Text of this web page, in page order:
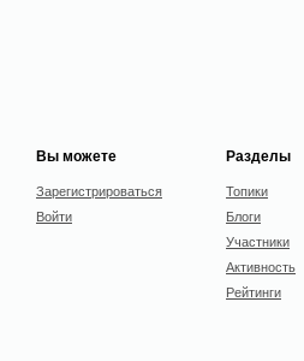
Вы можете
Зарегистрироваться
Войти
Разделы
Топики
Блоги
Участники
Активность
Рейтинги